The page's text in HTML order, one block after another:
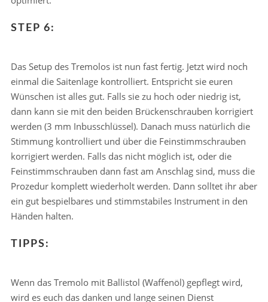
STEP 6:
Das Setup des Tremolos ist nun fast fertig. Jetzt wird noch
einmal die Saitenlage kontrolliert. Entspricht sie euren
Wünschen ist alles gut. Falls sie zu hoch oder niedrig ist,
dann kann sie mit den beiden Brückenschrauben korrigiert
werden (3 mm Inbusschlüssel). Danach muss natürlich die
Stimmung kontrolliert und über die Feinstimmschrauben
korrigiert werden. Falls das nicht möglich ist, oder die
Feinstimmschrauben dann fast am Anschlag sind, muss die
Prozedur komplett wiederholt werden. Dann solltet ihr aber
ein gut bespielbares und stimmstabiles Instrument in den
Händen halten.
TIPPS:
Wenn das Tremolo mit Ballistol (Waffenöl) gepflegt wird,
wird es euch das danken und lange seinen Dienst